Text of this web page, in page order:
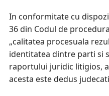
In conformitate cu
36 din Codul de
„calitatea procesuala
identitatea dintre parti si
raportului juridic litigios,
acesta este dedus